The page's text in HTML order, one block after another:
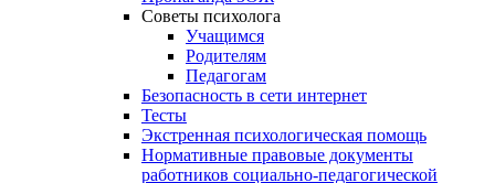
Советы психолога
Учащимся
Родителям
Педагогам
Безопасность в сети интернет
Тесты
Экстренная психологическая помощь
Нормативные правовые документы
работников социально-педагогической